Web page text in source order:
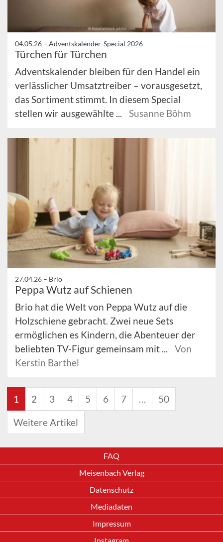
04.05.26 – Adventskalender-Special 2026
Türchen für Türchen
Adventskalender bleiben für den Handel ein
verlässlicher Umsatztreiber – vorausgesetzt,
das Sortiment stimmt. In diesem Special
stellen wir ausgewählte ...
Susanne Böhm
27.04.26 – Brio
Peppa Wutz auf Schienen
Brio hat die Welt von Peppa Wutz auf die
Holzschiene gebracht. Zwei neue Sets
ermöglichen es Kindern, die Abenteuer der
beliebten TV-Figur gemeinsam mit ...
Von
Kerstin Barthel
1 2 3 4 5 6 7 … 50
Weitere Artikel
FAQ
Meisenbach Verlag
Datenschutz
Mediadaten
Impressum